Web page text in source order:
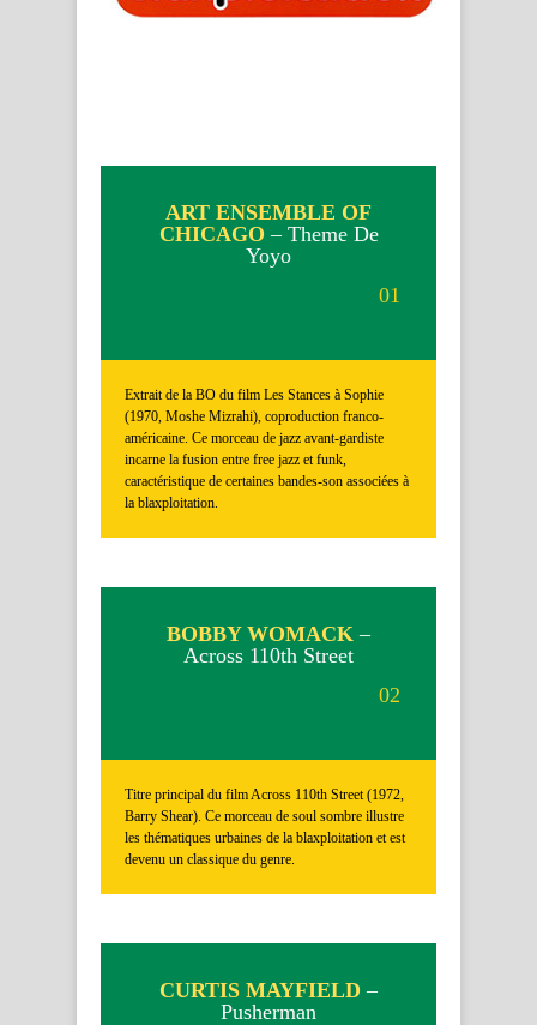
ART ENSEMBLE OF
CHICAGO – Theme De
Yoyo
01
Extrait de la BO du film Les Stances à Sophie
(1970, Moshe Mizrahi), coproduction franco-
américaine. Ce morceau de jazz avant-gardiste
incarne la fusion entre free jazz et funk,
caractéristique de certaines bandes-son associées à
la blaxploitation.
BOBBY WOMACK –
Across 110th Street
02
Titre principal du film Across 110th Street (1972,
Barry Shear). Ce morceau de soul sombre illustre
les thématiques urbaines de la blaxploitation et est
devenu un classique du genre.
CURTIS MAYFIELD –
Pusherman